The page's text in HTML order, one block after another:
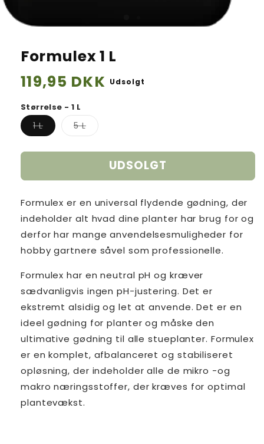
Formulex 1 L
Normalpris
119,95 DKK Udsolgt
Størrelse - 1 L
1 LVarianten
er
eller
5 LVarianten
er
eller
UDSOLGT
Formulex er en universal flydende gødning, der
indeholder alt hvad dine planter har brug for og
derfor har mange anvendelsesmuligheder for
hobby gartnere såvel som professionelle.
Formulex har en neutral pH og kræver
sædvanligvis ingen pH-justering. Det er
ekstremt alsidig og let at anvende. Det er en
ideel gødning for planter og måske den
ultimative gødning til alle stueplanter. Formulex
er en komplet, afbalanceret og stabiliseret
opløsning, der indeholder alle de mikro -og
makro næringsstoffer, der kræves for optimal
plantevækst.